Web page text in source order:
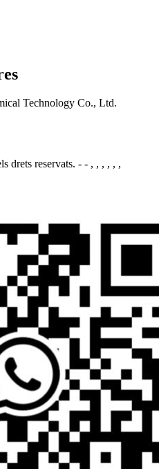
Technology Co., Ltd.
drets reservats. - - , , , , , ,